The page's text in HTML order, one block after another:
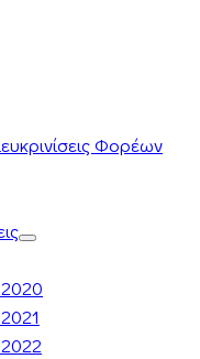
Φορέων